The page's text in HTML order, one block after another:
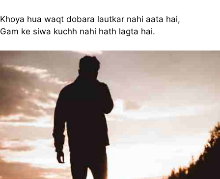
Khoya hua waqt dobara lautkar nahi aata hai,
Gam ke siwa kuchh nahi hath lagta hai.